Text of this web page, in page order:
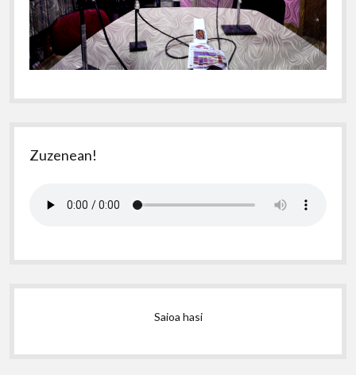
Zuzenean!
Saioa hasi